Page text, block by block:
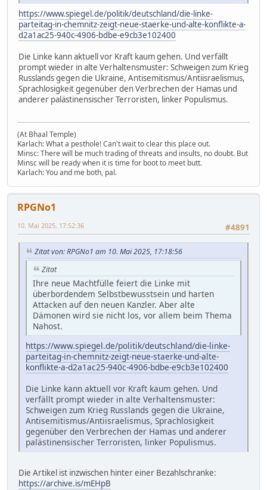
https://www.spiegel.de/politik/deutschland/die-linke-
parteitag-in-chemnitz-zeigt-neue-staerke-und-alte-konflikte-a-
d2a1ac25-940c-4906-bdbe-e9cb3e102400
Die Linke kann aktuell vor Kraft kaum gehen. Und verfällt
prompt wieder in alte Verhaltensmuster: Schweigen zum Krieg
Russlands gegen die Ukraine, Antisemitismus/Antiisraelismus,
Sprachlosigkeit gegenüber den Verbrechen der Hamas und
anderer palästinensischer Terroristen, linker Populismus.
(At Bhaal Temple)
Karlach: What a pesthole! Can't wait to clear this place out.
Minsc: There will be much trading of threats and insults, no doubt. But
Minsc will be ready when it is time for boot to meet butt.
Karlach: You and me both, pal.
RPGNo1
#4891
10. Mai 2025, 17:52:36
Zitat von: RPGNo1 am 10. Mai 2025, 17:18:56
Zitat
Ihre neue Machtfülle feiert die Linke mit
überbordendem Selbstbewusstsein und harten
Attacken auf den neuen Kanzler. Aber alte
Dämonen wird sie nicht los, vor allem beim Thema
Nahost.
https://www.spiegel.de/politik/deutschland/die-linke-
parteitag-in-chemnitz-zeigt-neue-staerke-und-alte-
konflikte-a-d2a1ac25-940c-4906-bdbe-e9cb3e102400
Die Linke kann aktuell vor Kraft kaum gehen. Und
verfällt prompt wieder in alte Verhaltensmuster:
Schweigen zum Krieg Russlands gegen die Ukraine,
Antisemitismus/Antiisraelismus, Sprachlosigkeit
gegenüber den Verbrechen der Hamas und anderer
palästinensischer Terroristen, linker Populismus.
Die Artikel ist inzwischen hinter einer Bezahlschranke:
https://archive.is/mEHpB